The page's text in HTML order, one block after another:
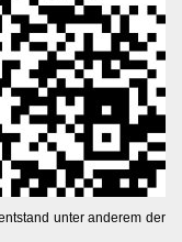
unter anderem der